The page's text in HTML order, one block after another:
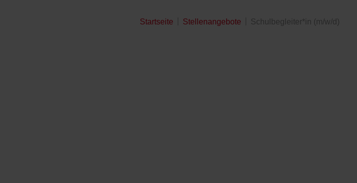
Startseite Stellenangebote Schulbegleiter*in (m/w/d)